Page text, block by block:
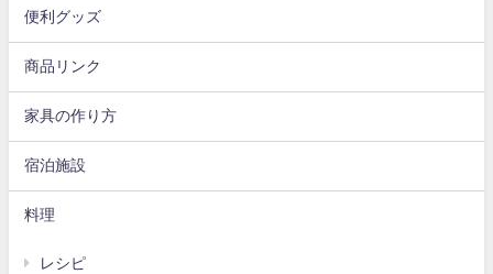
便利グッズ
商品リンク
家具の作り方
宿泊施設
料理
レシピ